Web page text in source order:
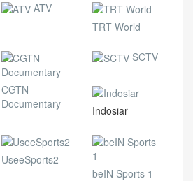
ATV
TRT World
CGTN
Documentary
SCTV
Indosiar
UseeSports2
beIN Sports 1